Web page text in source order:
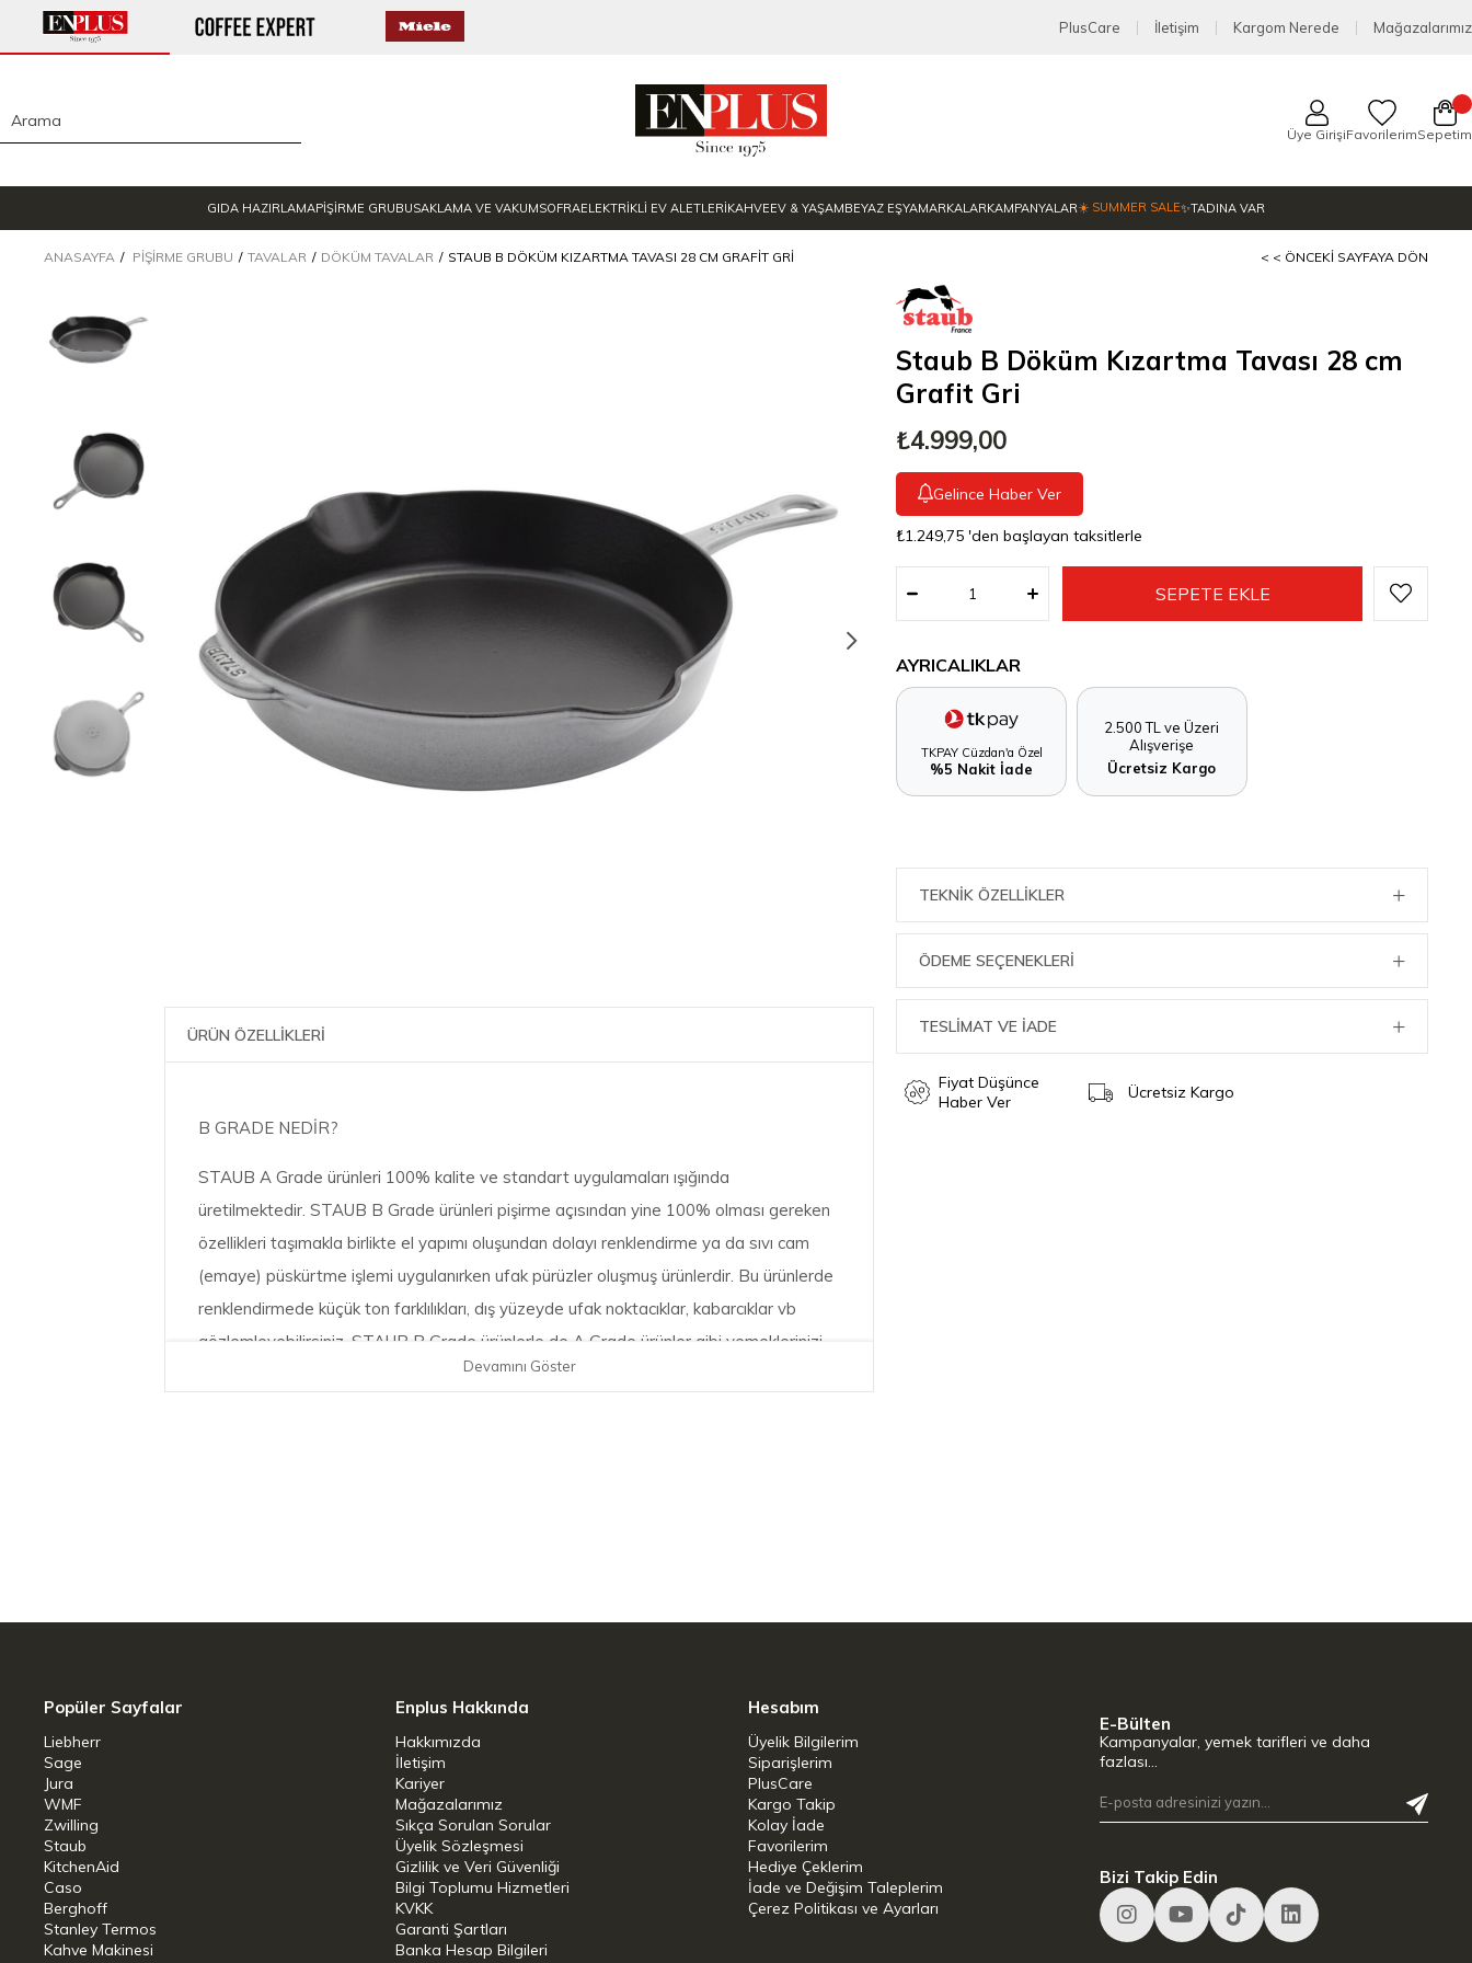
PlusCare İletişim Kargom Nerede Mağazalarımız
Üye GirişiFavorilerimSepetim
GIDA HAZIRLAMAPİŞİRME GRUBUSAKLAMA VE VAKUMSOFRAELEKTRİKLİ EV ALETLERİKAHVEEV & YAŞAMBEYAZ EŞYAMARKALARKAMPANYALAR☀️ SUMMER SALE✨TADINA VAR
ANASAYFA PIŞIRME GRUBU TAVALAR DÖKÜM TAVALAR STAUB B DÖKÜM KIZARTMA TAVASI 28 CM GRAFIT GRI < < ÖNCEKI SAYFAYA DÖN
ÜRÜN ÖZELLİKLERİ
B GRADE NEDİR?
STAUB A Grade ürünleri 100% kalite ve standart uygulamaları ışığında
üretilmektedir. STAUB B Grade ürünleri pişirme açısından yine 100% olması gereken
özellikleri taşımakla birlikte el yapımı oluşundan dolayı renklendirme ya da sıvı cam
(emaye) püskürtme işlemi uygulanırken ufak pürüzler oluşmuş ürünlerdir. Bu ürünlerde
renklendirmede küçük ton farklılıkları, dış yüzeyde ufak noktacıklar, kabarcıklar vb
gözlemleyebilirsiniz. STAUB B Grade ürünlerle de A Grade ürünler gibi yemeklerinizi
pişirebilir ve aynı lezzette sonuçları elde edebilirsiniz.
Ürün Ölçüsü: 28 Santimetre
Devamını Göster
Staub B Döküm Kızartma Tavası 28 cm
Grafit Gri
₺4.999,00
Gelince Haber Ver
₺1.249,75 'den başlayan taksitlerle
AYRICALIKLAR
TKPAY Cüzdan'a Özel
%5 Nakit İade
2.500 TL ve Üzeri
Alışverişe
Ücretsiz Kargo
TEKNIK ÖZELLIKLER
ÖDEME SEÇENEKLERI
TESLİMAT VE İADE
Fiyat Düşünce
Haber Ver
Ücretsiz Kargo
Popüler Sayfalar
Liebherr
Sage
Jura
WMF
Zwilling
Staub
KitchenAid
Caso
Berghoff
Stanley Termos
Kahve Makinesi
Enplus Hakkında
Hakkımızda
İletişim
Kariyer
Mağazalarımız
Sıkça Sorulan Sorular
Üyelik Sözleşmesi
Gizlilik ve Veri Güvenliği
Bilgi Toplumu Hizmetleri
KVKK
Garanti Şartları
Banka Hesap Bilgileri
Hesabım
Üyelik Bilgilerim
Siparişlerim
PlusCare
Kargo Takip
Kolay İade
Favorilerim
Hediye Çeklerim
İade ve Değişim Taleplerim
Çerez Politikası ve Ayarları
E-Bülten
Kampanyalar, yemek tarifleri ve daha
fazlası…
Bizi Takip Edin